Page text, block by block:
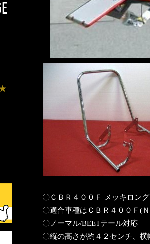
〇ＣＢＲ４００Ｆ メッキロン
〇適合車種はＣＢＲ４００Ｆ(
〇ノーマル/BEETテール対応
〇縦の高さが約４２センチ、横